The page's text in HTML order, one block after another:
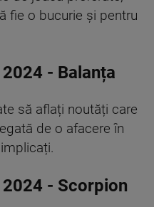
fie o bucurie și pentru
- Balanța
să aflați noutăți care
de o afacere în
- Scorpion